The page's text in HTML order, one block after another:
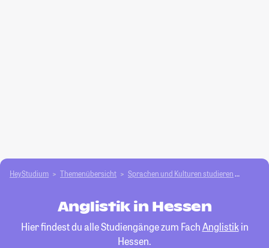
HeyStudium Themenübersicht Sprachen und Kulturen studieren
Anglistik in Hessen
Hier findest du alle Studiengänge zum FachAnglistikin
Hessen.